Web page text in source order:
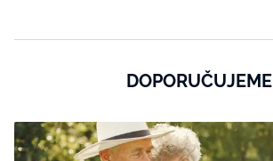
DOPORUČUJEME